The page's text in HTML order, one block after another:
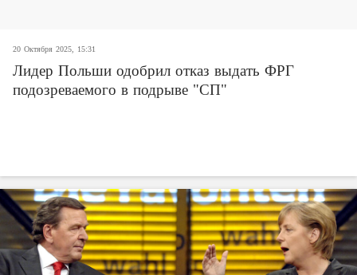
20 Октября 2025, 15:31
Лидер Польши одобрил отказ выдать ФРГ
подозреваемого в подрыве "СП"